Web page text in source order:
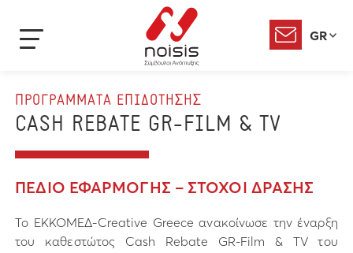
GR
ΠΡΟΓΡΑΜΜΑΤΑ ΕΠΙΔΟΤΗΣΗΣ
CASH REBATE GR-FILM & TV
ΠΕΔΙΟ ΕΦΑΡΜΟΓΗΣ – ΣΤΟΧΟΙ ΔΡΑΣΗΣ
Το ΕΚΚΟΜΕΔ-Creative Greece ανακοίνωσε την έναρξη
του καθεστώτος Cash Rebate GR-Film & TV του